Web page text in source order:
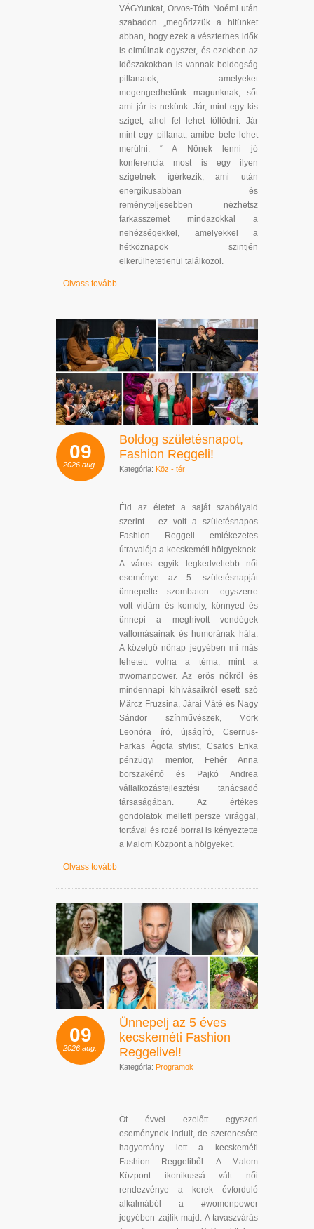
VÁGYunkat, Orvos-Tóth Noémi után
szabadon „megőrizzük a hitünket
abban, hogy ezek a vészterhes idők
is elmúlnak egyszer, és ezekben az
időszakokban is vannak boldogság
pillanatok, amelyeket
megengedhetünk magunknak, sőt
ami jár is nekünk. Jár, mint egy kis
sziget, ahol fel lehet töltődni. Jár
mint egy pillanat, amibe bele lehet
merülni. “ A Nőnek lenni jó
konferencia most is egy ilyen
szigetnek ígérkezik, ami után
energikusabban és
reményteljesebben nézhetsz
farkasszemet mindazokkal a
nehézségekkel, amelyekkel a
hétköznapok szintjén
elkerülhetetlenül találkozol.
Olvass tovább
09
2026 aug.
Boldog születésnapot,
Fashion Reggeli!
Kategória: Köz - tér
Éld az életet a saját szabályaid
szerint - ez volt a születésnapos
Fashion Reggeli emlékezetes
útravalója a kecskeméti hölgyeknek.
A város egyik legkedveltebb női
eseménye az 5. születésnapját
ünnepelte szombaton: egyszerre
volt vidám és komoly, könnyed és
ünnepi a meghívott vendégek
vallomásainak és humorának hála.
A közelgő nőnap jegyében mi más
lehetett volna a téma, mint a
#womanpower. Az erős nőkről és
mindennapi kihívásaikról esett szó
Märcz Fruzsina, Járai Máté és Nagy
Sándor színművészek, Mörk
Leonóra író, újságíró, Csernus-
Farkas Ágota stylist, Csatos Erika
pénzügyi mentor, Fehér Anna
borszakértő és Pajkó Andrea
vállalkozásfejlesztési tanácsadó
társaságában. Az értékes
gondolatok mellett persze virággal,
tortával és rozé borral is kényeztette
a Malom Központ a hölgyeket.
Olvass tovább
09
2026 aug.
Ünnepelj az 5 éves
kecskeméti Fashion
Reggelivel!
Kategória: Programok
Öt évvel ezelőtt egyszeri
eseménynek indult, de szerencsére
hagyomány lett a kecskeméti
Fashion Reggeliből. A Malom
Központ ikonikussá vált női
rendezvénye a kerek évforduló
alkalmából a #womenpower
jegyében zajlik majd. A tavaszvárás